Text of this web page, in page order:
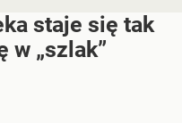
staje się tak
w „szlak”